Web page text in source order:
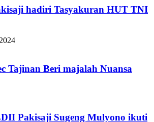
hadiri Tasyakuran HUT TNI
Tajinan Beri majalah Nuansa
Pakisaji Sugeng Mulyono ikuti